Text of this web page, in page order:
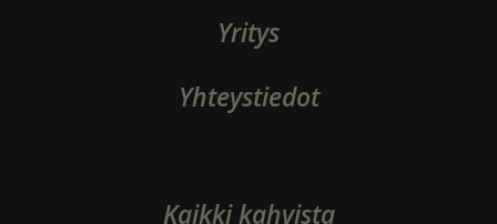
Yritys
Yhteystiedot
Kaikki kahvista